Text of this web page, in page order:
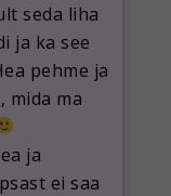
seda liha
ja ka see
pehme ja
mida ma
ja
ei saa